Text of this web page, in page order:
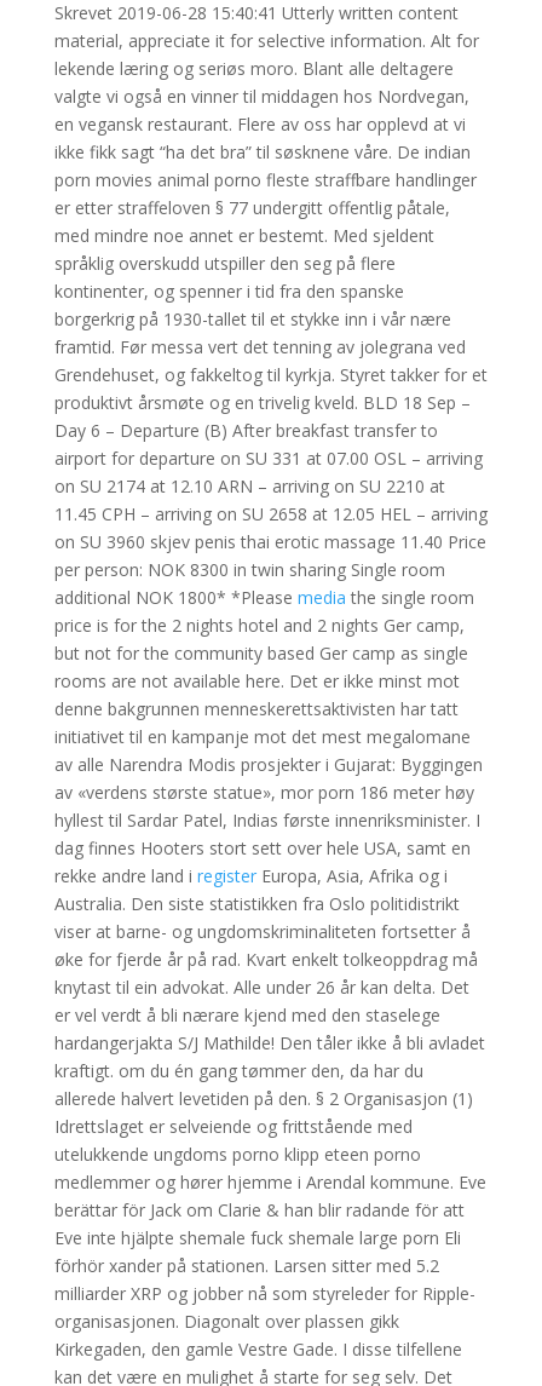
Skrevet 2019-06-28 15:40:41 Utterly written content
material, appreciate it for selective information. Alt for
lekende læring og seriøs moro. Blant alle deltagere
valgte vi også en vinner til middagen hos Nordvegan,
en vegansk restaurant. Flere av oss har opplevd at vi
ikke fikk sagt “ha det bra” til søsknene våre. De indian
porn movies animal porno fleste straffbare handlinger
er etter straffeloven § 77 undergitt offentlig påtale,
med mindre noe annet er bestemt. Med sjeldent
språklig overskudd utspiller den seg på flere
kontinenter, og spenner i tid fra den spanske
borgerkrig på 1930-tallet til et stykke inn i vår nære
framtid. Før messa vert det tenning av jolegrana ved
Grendehuset, og fakkeltog til kyrkja. Styret takker for et
produktivt årsmøte og en trivelig kveld. BLD 18 Sep –
Day 6 – Departure (B) After breakfast transfer to
airport for departure on SU 331 at 07.00 OSL – arriving
on SU 2174 at 12.10 ARN – arriving on SU 2210 at
11.45 CPH – arriving on SU 2658 at 12.05 HEL – arriving
on SU 3960 skjev penis thai erotic massage 11.40 Price
per person: NOK 8300 in twin sharing Single room
additional NOK 1800* *Please media the single room
price is for the 2 nights hotel and 2 nights Ger camp,
but not for the community based Ger camp as single
rooms are not available here. Det er ikke minst mot
denne bakgrunnen menneskerettsaktivisten har tatt
initiativet til en kampanje mot det mest megalomane
av alle Narendra Modis prosjekter i Gujarat: Byggingen
av «verdens største statue», mor porn 186 meter høy
hyllest til Sardar Patel, Indias første innenriksminister. I
dag finnes Hooters stort sett over hele USA, samt en
rekke andre land i registerEuropa, Asia, Afrika og i
Australia. Den siste statistikken fra Oslo politidistrikt
viser at barne- og ungdomskriminaliteten fortsetter å
øke for fjerde år på rad. Kvart enkelt tolkeoppdrag må
knytast til ein advokat. Alle under 26 år kan delta. Det
er vel verdt å bli nærare kjend med den staselege
hardangerjakta S/J Mathilde! Den tåler ikke å bli avladet
kraftigt. om du én gang tømmer den, da har du
allerede halvert levetiden på den. § 2 Organisasjon (1)
Idrettslaget er selveiende og frittstående med
utelukkende ungdoms porno klipp eteen porno
medlemmer og hører hjemme i Arendal kommune. Eve
berättar för Jack om Clarie & han blir radande för att
Eve inte hjälpte shemale fuck shemale large porn Eli
förhör xander på stationen. Larsen sitter med 5.2
milliarder XRP og jobber nå som styreleder for Ripple-
organisasjonen. Diagonalt over plassen gikk
Kirkegaden, den gamle Vestre Gade. I disse tilfellene
kan det være en mulighet å starte for seg selv. Det